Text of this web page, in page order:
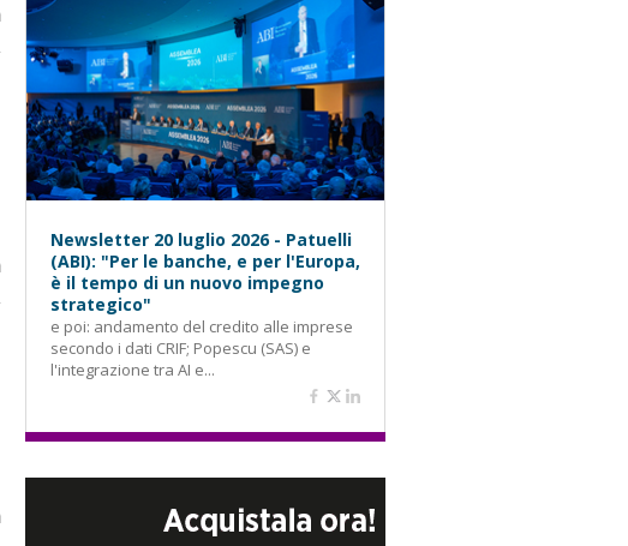
Newsletter 20 luglio 2026 - Patuelli
(ABI): "Per le banche, e per l'Europa,
è il tempo di un nuovo impegno
strategico"
e poi: andamento del credito alle imprese
secondo i dati CRIF; Popescu (SAS) e
l'integrazione tra AI e...